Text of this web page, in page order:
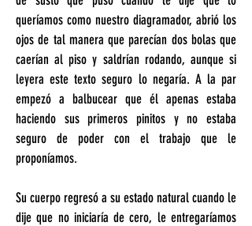
queríamos como nuestro diagramador, abrió los
ojos de tal manera que parecían dos bolas que
caerían al piso y saldrían rodando, aunque si
leyera este texto seguro lo negaría. A la par
empezó a balbucear que él apenas estaba
haciendo sus primeros pinitos y no estaba
seguro de poder con el trabajo que le
proponíamos.
Su cuerpo regresó a su estado natural cuando le
dije que no iniciaría de cero, le entregaríamos